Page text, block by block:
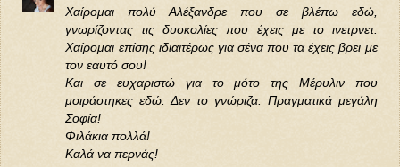
Χαίρομαι πολύ Αλέξανδρε που σε βλέπω εδώ,
γνωρίζοντας τις δυσκολίες που έχεις με το ινετρνετ.
Χαίρομαι επίσης ιδιαιτέρως για σένα που τα έχεις βρει με
τον εαυτό σου!
Και σε ευχαριστώ για το μότο της Μέρυλιν που
μοιράστηκες εδώ. Δεν το γνώριζα. Πραγματικά μεγάλη
Σοφία!
Φιλάκια πολλά!
Καλά να περνάς!